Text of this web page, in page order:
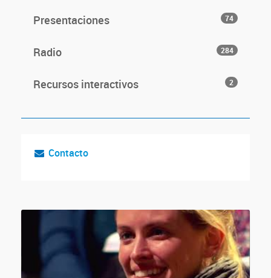
Presentaciones 74
Radio 284
Recursos interactivos 2
Contacto